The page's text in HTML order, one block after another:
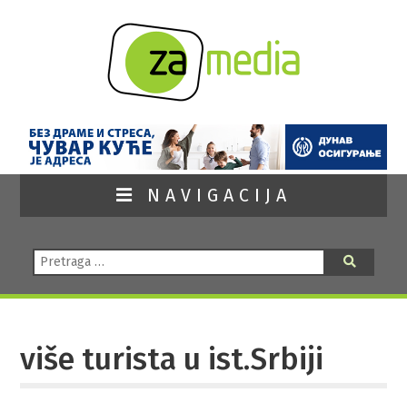
NAVIGACIJA
Pretraga:
više turista u ist.Srbiji